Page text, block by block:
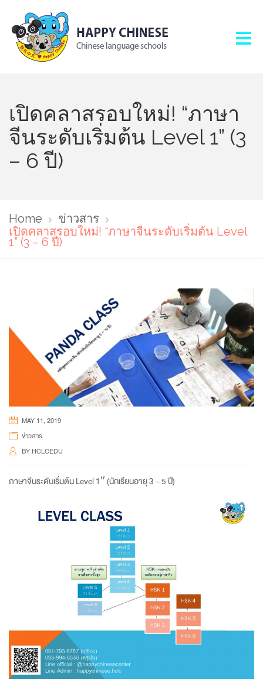
เปิดคลาสรอบใหม่! “ภาษา
จีนระดับเริ่มต้น Level 1” (3
– 6 ปี)
Home
ข่าวสาร
เปิดคลาสรอบใหม่! “ภาษาจีนระดับเริ่มต้น Level
1” (3 – 6 ปี)
MAY 11, 2019
ข่าวสาร
BYHCLCEDU
ภาษาจีนระดับเริ่มต้น Level 1″ (นักเรียนอายุ 3 – 5 ปี)